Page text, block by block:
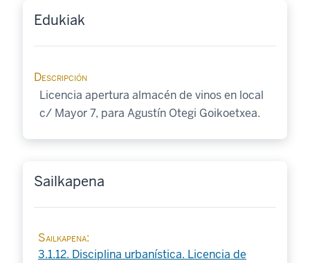
Edukiak
Descripción
Licencia apertura almacén de vinos en local
c/ Mayor 7, para Agustín Otegi Goikoetxea.
Sailkapena
Sailkapena
3.1.12. Disciplina urbanística. Licencia de